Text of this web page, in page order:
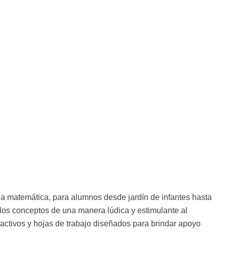
para alumnos desde jardín de infantes hasta
conceptos de una manera lúdica y estimulante al
y hojas de trabajo diseñados para brindar apoyo